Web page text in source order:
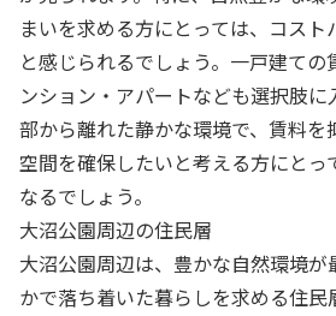
まいを求める方にとっては、コス
と感じられるでしょう。一戸建て
ンション・アパートなども選択肢
部から離れた静かな環境で、賃料
空間を確保したいと考える方にとっ
なるでしょう。
大沼公園周辺の住民層
大沼公園周辺は、豊かな自然環境
かで落ち着いた暮らしを求める住民